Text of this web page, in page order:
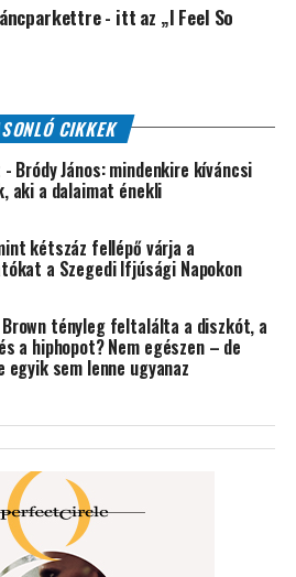
- itt az „I Feel So
CIKKEK
Bródy János: mindenkire kíváncsi
aki a dalaimat énekli
kétszáz fellépő várja a
a Szegedi Ifjúsági Napokon
Brown tényleg feltalálta a diszkót, a
a hiphopot? Nem egészen – de
egyik sem lenne ugyanaz